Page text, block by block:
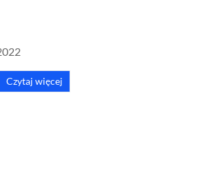
Czytaj więcej